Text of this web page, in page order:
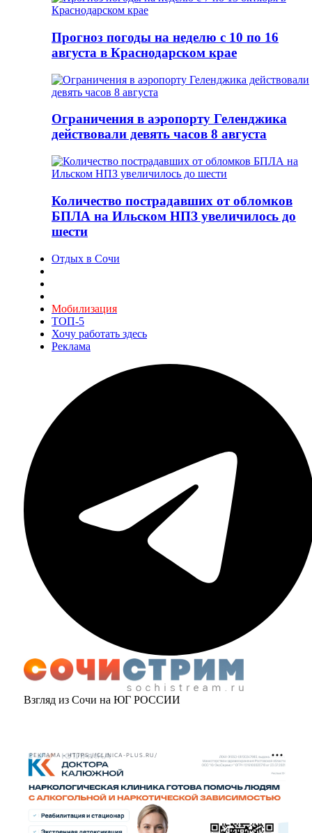
Прогноз погоды на неделю с 10 по 16
августа в Краснодарском крае
Ограничения в аэропорту Геленджика
действовали девять часов 8 августа
Количество пострадавших от обломков
БПЛА на Ильском НПЗ увеличилось до
шести
Отдых в Сочи
Мобилизация
ТОП-5
Хочу работать здесь
Реклама
Взгляд из Сочи на ЮГ РОССИИ
РЕКЛАМА • HTTPS://CLINICA-PLUS.RU/